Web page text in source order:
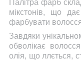
Палітра фарб
мікстонів, що
фарбувати волосся
Завдяки
обволікає
олія, що ллється,